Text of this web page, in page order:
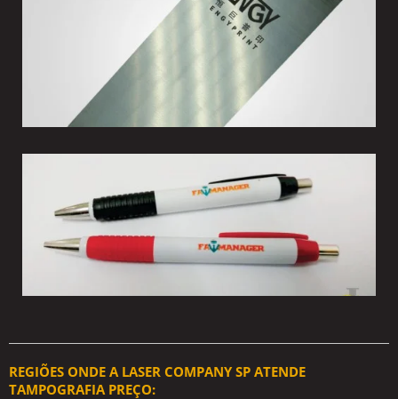
REGIÕES ONDE A LASER COMPANY SP ATENDE
TAMPOGRAFIA PREÇO: